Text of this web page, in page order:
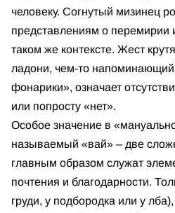
человеку. Согнутый мизинец
представлениям о перемирии
таком же контексте. Жест
ладони, чем-то
фонарики», означает
или попросту «нет».
Особое значение в
называемый «вай» – две
главным образом служат
почтения и благодарности.
груди, у подбородка или у